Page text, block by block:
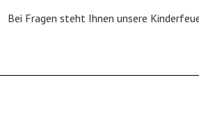
Bei Fragen steht Ihnen unsere